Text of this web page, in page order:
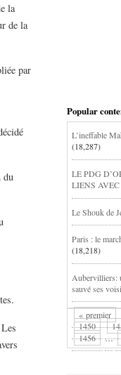
la
de la
par
du
Popular
L’ineffable
(18,287)
LE PDG
LIENS
Le Shouk de
Paris : le
(18,218)
Aubervilliers:
sauvé ses
« premier
1450
1456
…